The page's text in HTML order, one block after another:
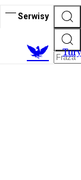
Serwisy
T